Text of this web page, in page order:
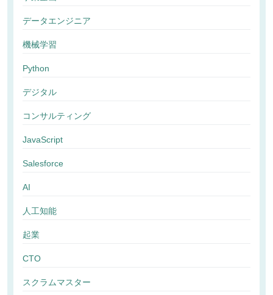
データエンジニア
機械学習
Python
デジタル
コンサルティング
JavaScript
Salesforce
AI
人工知能
起業
CTO
スクラムマスター